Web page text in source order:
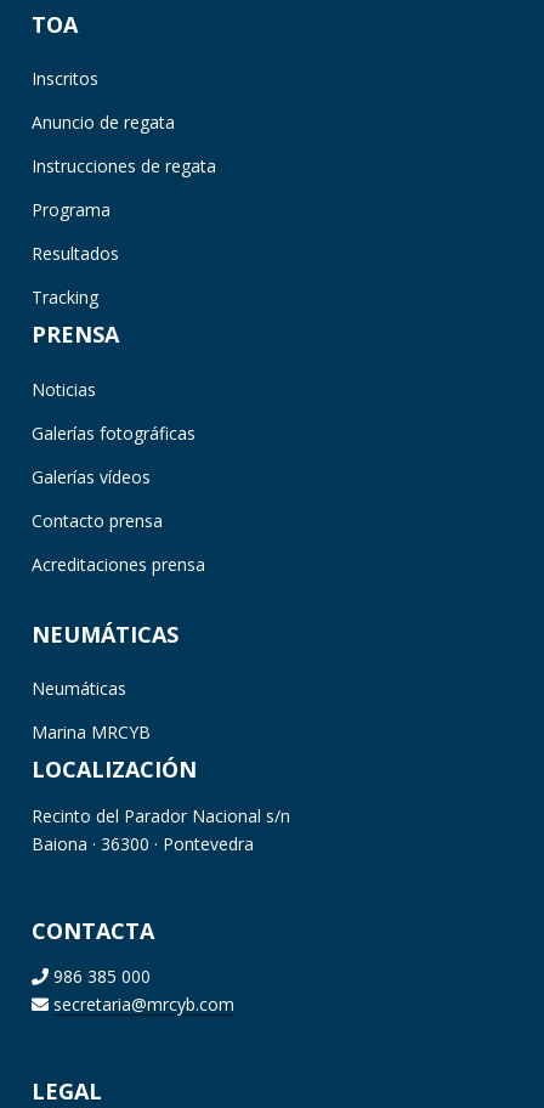
TOA
Inscritos
Anuncio de regata
Instrucciones de regata
Programa
Resultados
Tracking
PRENSA
Noticias
Galerías fotográficas
Galerías vídeos
Contacto prensa
Acreditaciones prensa
NEUMÁTICAS
Neumáticas
Marina MRCYB
LOCALIZACIÓN
Recinto del Parador Nacional s/n
Baiona · 36300 · Pontevedra
CONTACTA
986 385 000
secretaria@mrcyb.com
LEGAL